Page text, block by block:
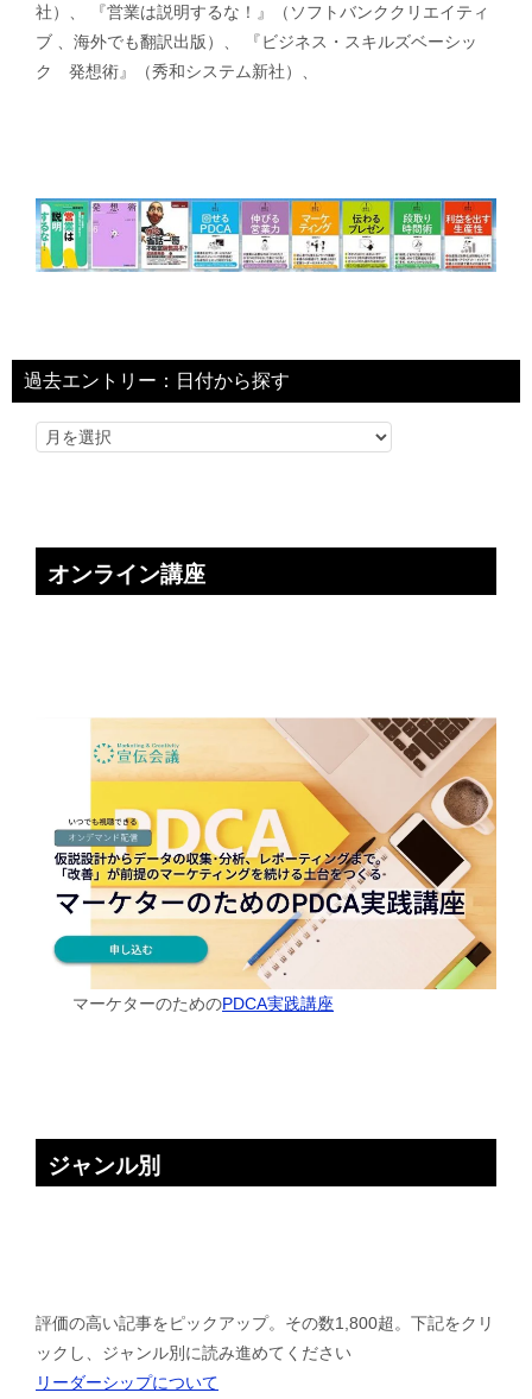
社）、 『営業は説明するな！』（ソフトバンククリエイティ
ブ 、海外でも翻訳出版）、 『ビジネス・スキルズベーシッ
ク 発想術』（秀和システム新社）、
過去エントリー：日付から探す
オンライン講座
マーケターのためのPDCA実践講座
ジャンル別
評価の高い記事をピックアップ。その数1,800超。下記をクリ
ックし、ジャンル別に読み進めてください
リーダーシップについて